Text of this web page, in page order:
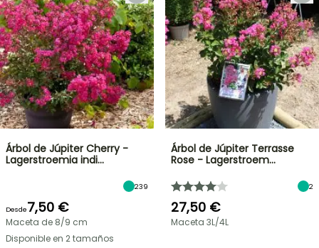
Árbol de Júpiter Cherry -
Lagerstroemia indi…
239
Desde7,50 €
Maceta de 8/9 cm
Disponible en 2 tamaños
Árbol de Júpiter Terrasse
Rose - Lagerstroem…
2
27,50 €
Maceta 3L/4L